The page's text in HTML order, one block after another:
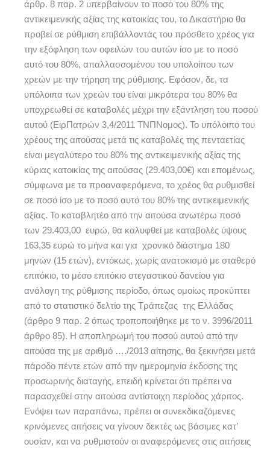
άρθρ. 8 παρ. 2 υπερβαίνουν το ποσό του 80% της
αντικειμενικής αξίας της κατοικίας του, το Δικαστήριο θα
προβεί σε ρύθμιση επιβάλλοντάς του πρόσθετο χρέος για
την εξόφληση των οφειλών του αυτών ίσο με το ποσό
αυτό του 80%, απαλλασσομένου του υπολοίπου των
χρεών με την τήρηση της ρύθμισης. Εφόσον, δε, τα
υπόλοιπα των χρεών του είναι μικρότερα του 80% θα
υποχρεωθεί σε καταβολές μέχρι την εξάντληση του ποσού
αυτού (ΕιρΠατρών 3,4/2011 ΤΝΠΝομoς). Το υπόλοιπο του
χρέους της αιτούσας μετά τις καταβολές της πενταετίας
είναι μεγαλύτερο του 80% της αντικειμενικής αξίας της
κύριας κατοικίας της αιτούσας (29.403,00€) και επομένως,
σύμφωνα με τα προαναφερόμενα, το χρέος θα ρυθμισθεί
σε ποσό ίσο με το ποσό αυτό του 80% της αντικειμενικής
αξίας. Το καταβλητέο από την αιτούσα ανωτέρω ποσό
των 29.403,00 ευρώ, θα καλυφθεί με καταβολές ύψους
163,35 ευρώ το μήνα και για χρονικό διάστημα 180
μηνών (15 ετών), εντόκως, χωρίς ανατοκισμό με σταθερό
επιτόκιο, το μέσο επιτόκιο στεγαστικού δανείου για
ανάλογη της ρύθμισης περίοδο, όπως ομοίως προκύπτει
από το στατιστικό δελτίο της Τράπεζας της Ελλάδας
(άρθρο 9 παρ. 2 όπως τροποποιήθηκε με το ν. 3996/2011
άρθρο 85). Η αποπληρωμή του ποσού αυτού από την
αιτούσα της με αριθμό …./2013 αίτησης, θα ξεκινήσει μετά
πάροδο πέντε ετών από την ημερομηνία έκδοσης της
προσωρινής διαταγής, επειδή κρίνεται ότι πρέπει να
παρασχεθεί στην αιτούσα αντίστοιχη περίοδος χάριτος.
Ενόψει των παραπάνω, πρέπει οι συνεκδικαζόμενες
κρινόμενες αιτήσεις να γίνουν δεκτές ως βάσιμες κατ’
ουσίαν, και να ρυθμιστούν οι αναφερόμενες στις αιτήσεις